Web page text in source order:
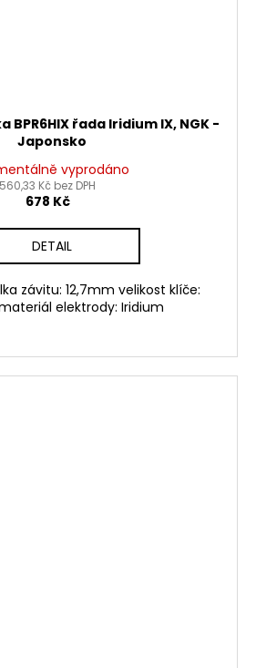
řada Iridium IX, NGK -
Japonsko
vyprodáno
560,33 Kč bez DPH
678 Kč
DETAIL
závitu: 12,7mm velikost klíče:
elektrody: Iridium